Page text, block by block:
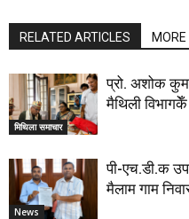
RELATED ARTICLES
मिथिला समाचार
प्रो. अशोक
मैथिली
News
पी-एच.डी.क
मैलाम गाम